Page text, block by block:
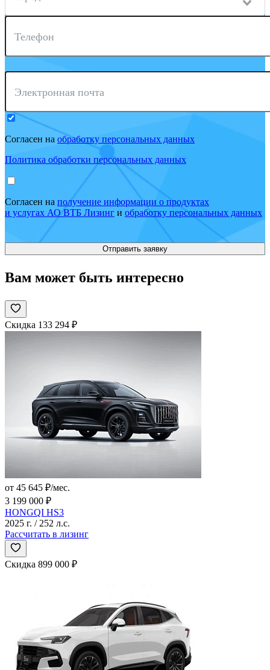
Телефон
Электронная почта
Согласен на обработку персональных данных
Политика обработки персональных данных
Согласен на получение информации о продуктах
и услугах АО ВТБ Лизинг и обработку персональных данных
Вам может быть интересно
Скидка 133 294 ₽
от 45 645 ₽/мес.
3 199 000 ₽
HONGQI HS3
2025 г. / 252 л.с.
Рассчитать в лизинг
Скидка 899 000 ₽